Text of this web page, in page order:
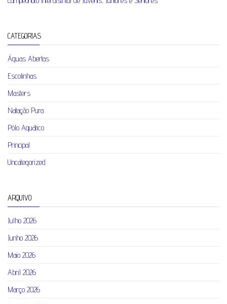
CATEGORIAS
Águas Abertas
Escolinhas
Masters
Natação Pura
Pólo Aquático
Principal
Uncategorized
ARQUIVO
Julho 2026
Junho 2026
Maio 2026
Abril 2026
Março 2026